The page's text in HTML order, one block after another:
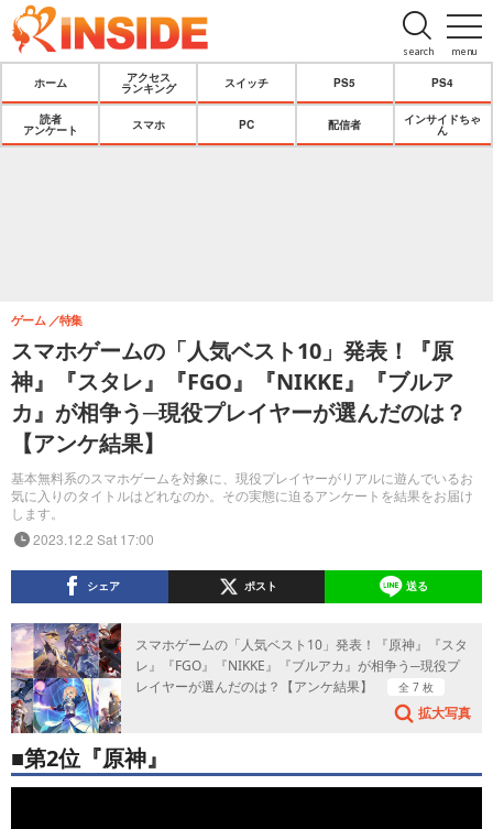
menu
search
ホーム
アクセス
ランキング
スイッチ PS5 PS4
読者
アンケート
スマホ PC 配信者
インサイドちゃ
ん
スマホゲームの「人気ベスト10」発表！『原
神』『スタレ』『FGO』『NIKKE』『ブルア
カ』が相争う─現役プレイヤーが選んだのは？
【アンケ結果】
基本無料系のスマホゲームを対象に、現役プレイヤーがリアルに遊んでいるお
気に入りのタイトルはどれなのか。その実態に迫るアンケートを結果をお届け
します。
ゲーム 特集
2023.12.2 Sat 17:00
シェア ポスト 送る
スマホゲームの「人気ベスト10」発表！『原神』『スタ
レ』『FGO』『NIKKE』『ブルアカ』が相争う─現役プ
レイヤーが選んだのは？【アンケ結果】
全 7 枚
拡大写真
■第2位『原神』